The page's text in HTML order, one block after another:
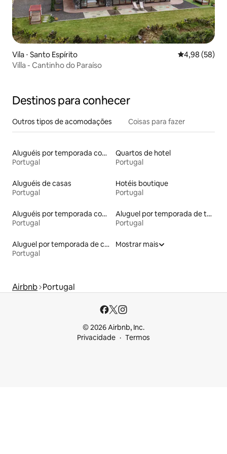
Vila ⋅ Santo Espírito 4,98 de uma
4,98 (58)
Villa - Cantinho do Paraíso
Destinos para conhecer
Outros tipos de acomodações Coisas para fazer
Aluguéis por temporada com acesso ao lago
Portugal
Quartos de hotel
Portugal
Aluguéis de casas
Portugal
Hotéis boutique
Portugal
Aluguéis por temporada com caiaque
Portugal
Aluguel por temporada de townhouses
Portugal
Aluguel por temporada de casas de veraneio
Portugal
Mostrar mais
Airbnb Portugal
© 2026 Airbnb, Inc.
Privacidade
Termos